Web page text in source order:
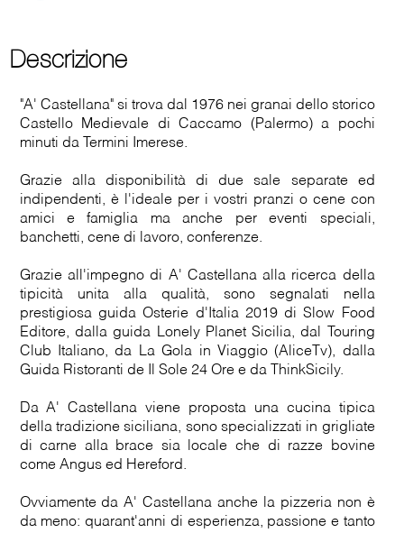
Descrizione
"A' Castellana" si trova dal 1976 nei granai dello storico
Castello Medievale di Caccamo (Palermo) a pochi
minuti da Termini Imerese.
Grazie alla disponibilità di due sale separate ed
indipendenti, è l'ideale per i vostri pranzi o cene con
amici e famiglia ma anche per eventi speciali,
banchetti, cene di lavoro, conferenze.
Grazie all'impegno di A' Castellana alla ricerca della
tipicità unita alla qualità, sono segnalati nella
prestigiosa guida Osterie d'Italia 2019 di Slow Food
Editore, dalla guida Lonely Planet Sicilia, dal Touring
Club Italiano, da La Gola in Viaggio (AliceTv), dalla
Guida Ristoranti de Il Sole 24 Ore e da ThinkSicily.
Da A' Castellana viene proposta una cucina tipica
della tradizione siciliana, sono specializzati in grigliate
di carne alla brace sia locale che di razze bovine
come Angus ed Hereford.
Ovviamente da A' Castellana anche la pizzeria non è
da meno: quarant'anni di esperienza, passione e tanto